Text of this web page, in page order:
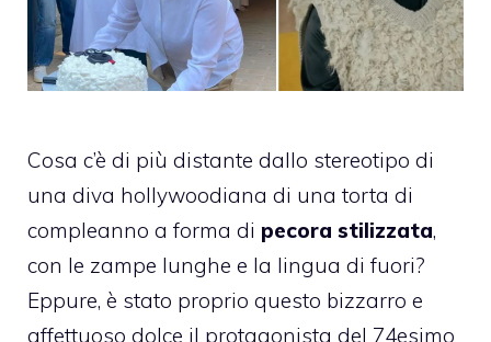
Cosa c’è di più distante dallo stereotipo di
una diva hollywoodiana di una torta di
compleanno a forma di pecora stilizzata,
con le zampe lunghe e la lingua di fuori?
Eppure, è stato proprio questo bizzarro e
affettuoso dolce il protagonista del 74esimo